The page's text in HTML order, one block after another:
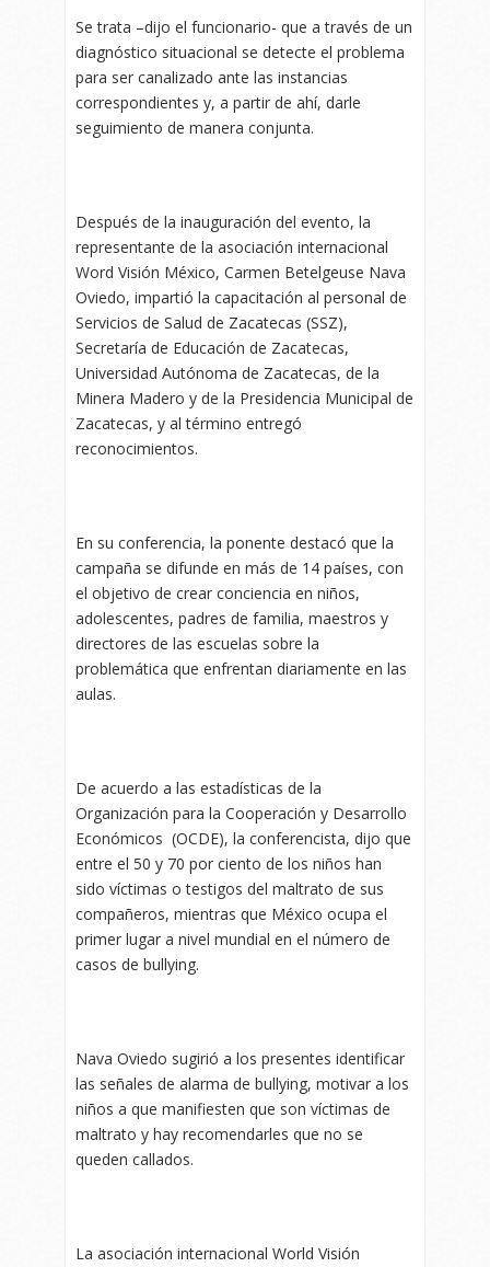
Se trata –dijo el funcionario- que a través de un
diagnóstico situacional se detecte el problema
para ser canalizado ante las instancias
correspondientes y, a partir de ahí, darle
seguimiento de manera conjunta.
Después de la inauguración del evento, la
representante de la asociación internacional
Word Visión México, Carmen Betelgeuse Nava
Oviedo, impartió la capacitación al personal de
Servicios de Salud de Zacatecas (SSZ),
Secretaría de Educación de Zacatecas,
Universidad Autónoma de Zacatecas, de la
Minera Madero y de la Presidencia Municipal de
Zacatecas, y al término entregó
reconocimientos.
En su conferencia, la ponente destacó que la
campaña se difunde en más de 14 países, con
el objetivo de crear conciencia en niños,
adolescentes, padres de familia, maestros y
directores de las escuelas sobre la
problemática que enfrentan diariamente en las
aulas.
De acuerdo a las estadísticas de la
Organización para la Cooperación y Desarrollo
Económicos (OCDE), la conferencista, dijo que
entre el 50 y 70 por ciento de los niños han
sido víctimas o testigos del maltrato de sus
compañeros, mientras que México ocupa el
primer lugar a nivel mundial en el número de
casos de bullying.
Nava Oviedo sugirió a los presentes identificar
las señales de alarma de bullying, motivar a los
niños a que manifiesten que son víctimas de
maltrato y hay recomendarles que no se
queden callados.
La asociación internacional World Visión